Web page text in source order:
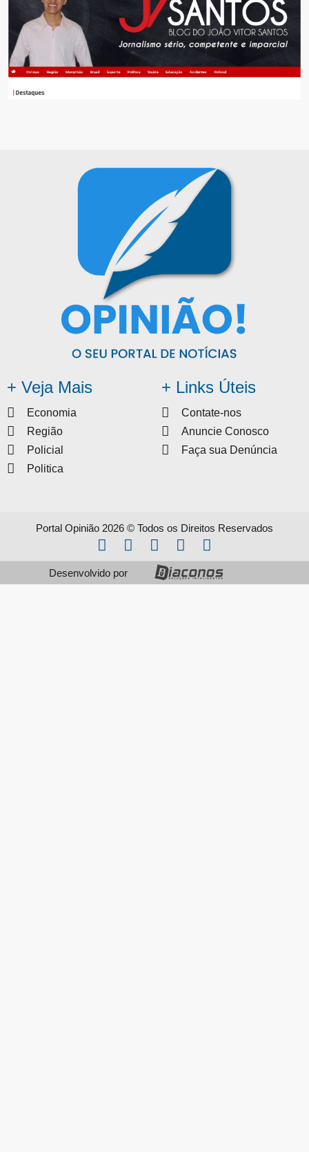
+ Veja Mais
Economia
Região
Policial
Politica
+ Links Úteis
Contate-nos
Anuncie Conosco
Faça sua Denúncia
Portal Opinião 2026 © Todos os Direitos Reservados
Desenvolvido por